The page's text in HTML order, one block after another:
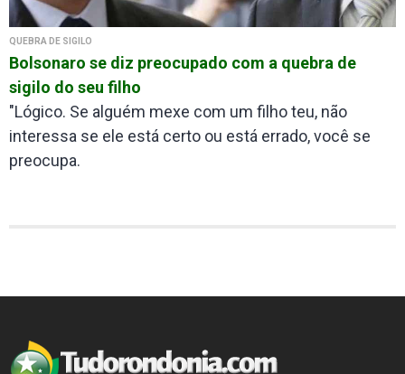
QUEBRA DE SIGILO
Bolsonaro se diz preocupado com a quebra de
sigilo do seu filho
"Lógico. Se alguém mexe com um filho teu, não
interessa se ele está certo ou está errado, você se
preocupa.